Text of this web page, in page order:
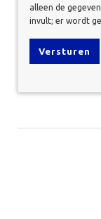
alleen de
invult; er wordt